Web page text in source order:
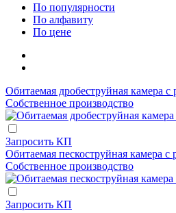
По популярности
По алфавиту
По цене
Обитаемая дробеструйная камера
Собственное производство
Запросить КП
Обитаемая пескоструйная камера
Собственное производство
Запросить КП